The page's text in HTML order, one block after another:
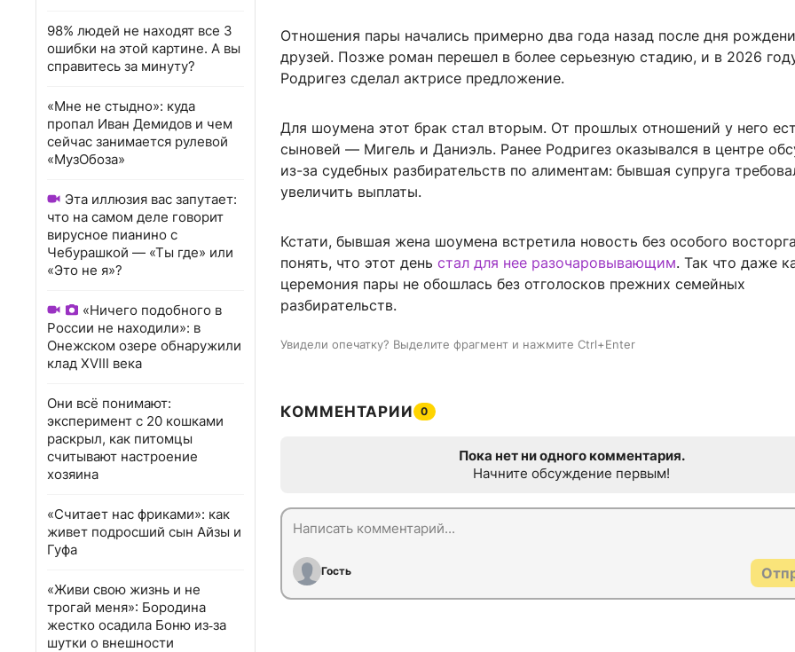
98% людей не находят все 3
ошибки на этой картине. А вы
справитесь за минуту?
«Мне не стыдно»: куда
пропал Иван Демидов и чем
сейчас занимается рулевой
«МузОбоза»
Эта иллюзия вас запутает:
что на самом деле говорит
вирусное пианино с
Чебурашкой — «Ты где» или
«Это не я»?
«Ничего подобного в
России не находили»: в
Онежском озере обнаружили
клад XVIII века
Они всё понимают:
эксперимент с 20 кошками
раскрыл, как питомцы
считывают настроение
хозяина
«Считает нас фриками»: как
живет подросший сын Айзы и
Гуфа
«Живи свою жизнь и не
трогай меня»: Бородина
жестко осадила Боню из‑за
шутки о внешности
Отношения пары начались примерно два года назад после дня
друзей. Позже роман перешел в более серьезную стадию, и в 2026
Родригез сделал актрисе предложение.
Для шоумена этот брак стал вторым. От прошлых отношений у него
сыновей — Мигель и Даниэль. Ранее Родригез оказывался в центре
из-за судебных разбирательств по алиментам: бывшая супруга
увеличить выплаты.
Кстати, бывшая жена шоумена встретила новость без особого
понять, что этот день стал для нее разочаровывающим. Так что даже
церемония пары не обошлась без отголосков прежних семейных
разбирательств.
Увидели опечатку? Выделите фрагмент и нажмите Ctrl+Enter
КОММЕНТАРИИ 0
Пока нет ни одного комментария.
Начните обсуждение первым!
Гость